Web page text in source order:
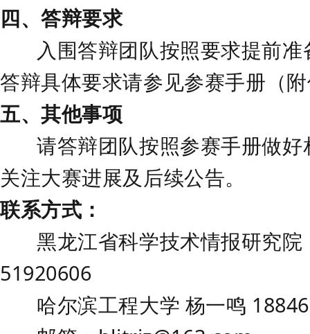
四、答辩要求
入围答辩团队按照要求提前
答辩具体要求请参见参赛手册（
五、其他事项
请答辩团队按照参赛手册做
关注大赛进展及后续公告。
联系方式：
黑龙江省科学技术情报研究院
51920606
哈尔滨工程大学 杨一鸣